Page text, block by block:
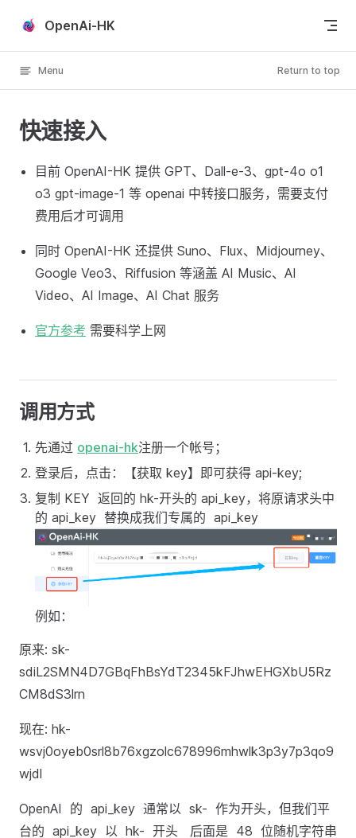
Skip to content
OpenAi-HK
Menu Return to top
快速接入
目前 OpenAI-HK 提供 GPT、Dall-e-3、gpt-4o o1
o3 gpt-image-1 等 openai 中转接口服务，需要支付
费用后才可调用
同时 OpenAI-HK 还提供 Suno、Flux、Midjourney、
Google Veo3、Riffusion 等涵盖 AI Music、AI
Video、AI Image、AI Chat 服务
官方参考 需要科学上网
调用方式
先通过 openai-hk注册一个帐号；
登录后，点击：【获取 key】即可获得 api-key;
复制 KEY 返回的 hk-开头的 api_key，将原请求头中
的 api_key 替换成我们专属的 api_key
例如：
原来: sk-
sdiL2SMN4D7GBqFhBsYdT2345kFJhwEHGXbU5Rz
CM8dS3lrn
现在: hk-
wsvj0oyeb0srl8b76xgzolc678996mhwlk3p3y7p3qo9
wjdl
OpenAI 的 api_key 通常以 sk- 作为开头，但我们平
台的 api_key 以 hk- 开头 后面是 48 位随机字符串